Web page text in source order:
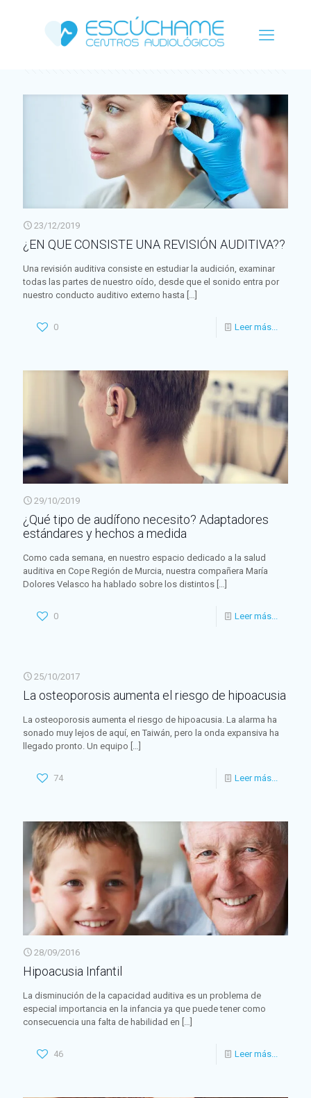
23/12/2019
¿EN QUE CONSISTE UNA REVISIÓN AUDITIVA??
Una revisión auditiva consiste en estudiar la audición, examinar
todas las partes de nuestro oído, desde que el sonido entra por
nuestro conducto auditivo externo hasta […]
0 Leer más...
29/10/2019
¿Qué tipo de audífono necesito? Adaptadores
estándares y hechos a medida
Como cada semana, en nuestro espacio dedicado a la salud
auditiva en Cope Región de Murcia, nuestra compañera María
Dolores Velasco ha hablado sobre los distintos […]
0 Leer más...
25/10/2017
La osteoporosis aumenta el riesgo de hipoacusia
La osteoporosis aumenta el riesgo de hipoacusia. La alarma ha
sonado muy lejos de aquí, en Taiwán, pero la onda expansiva ha
llegado pronto. Un equipo […]
74 Leer más...
28/09/2016
Hipoacusia Infantil
La disminución de la capacidad auditiva es un problema de
especial importancia en la infancia ya que puede tener como
consecuencia una falta de habilidad en
46 Leer más...